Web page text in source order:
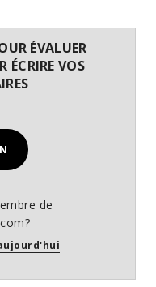
ÉVALUER
ÉCRIRE VOS
de